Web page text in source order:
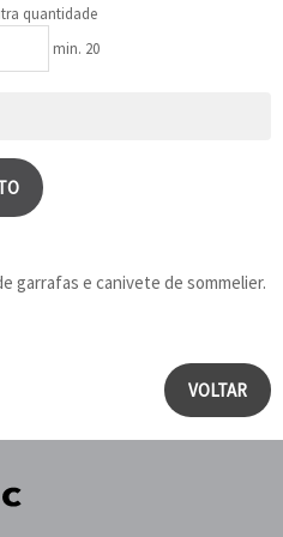
quantidade
min. 20
garrafas e canivete de sommelier.
VOLTAR